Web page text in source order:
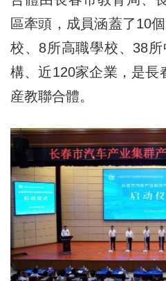
區牽頭，成員涵蓋了10
校、8所高職學校、38
構、近120家企業，是長
産教聯合體。